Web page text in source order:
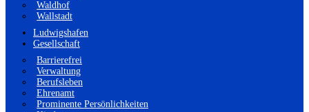
Waldhof
Wallstadt
Ludwigshafen
Gesellschaft
Barrierefrei
Verwaltung
Berufsleben
Ehrenamt
Prominente Persönlichkeiten